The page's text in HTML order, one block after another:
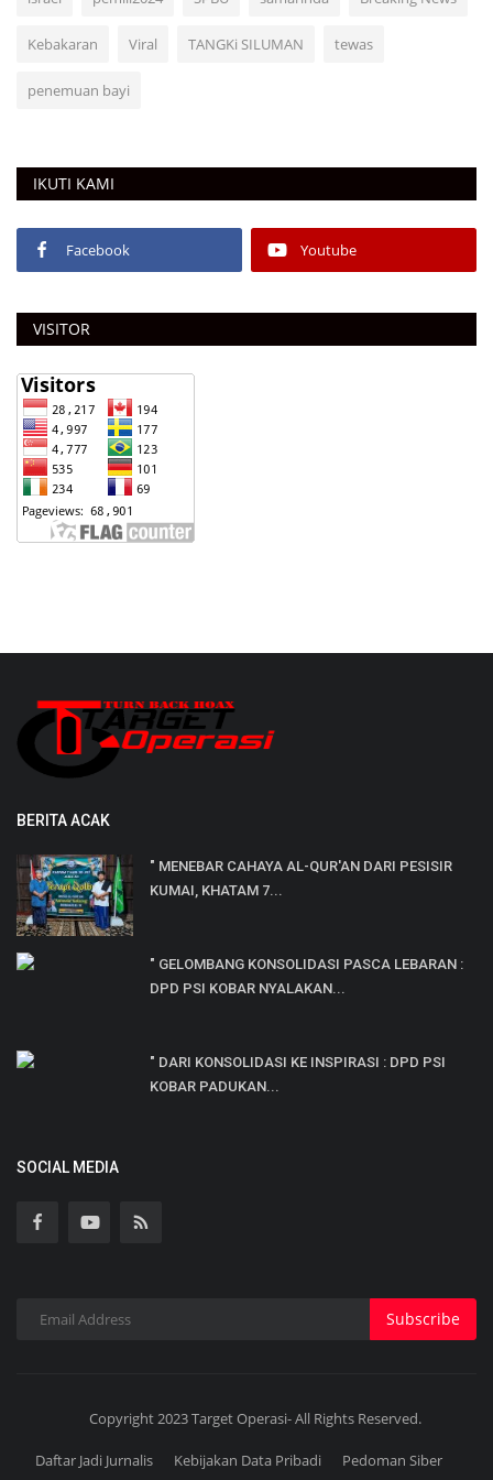
Kebakaran Viral TANGKi SILUMAN tewas
penemuan bayi
IKUTI KAMI
Facebook Youtube
VISITOR
BERITA ACAK
" MENEBAR CAHAYA AL-QUR'AN DARI PESISIR
KUMAI, KHATAM 7...
" GELOMBANG KONSOLIDASI PASCA LEBARAN :
DPD PSI KOBAR NYALAKAN...
" DARI KONSOLIDASI KE INSPIRASI : DPD PSI
KOBAR PADUKAN...
SOCIAL MEDIA
Subscribe
Copyright 2023 Target Operasi- All Rights Reserved.
Daftar Jadi Jurnalis Kebijakan Data Pribadi Pedoman Siber